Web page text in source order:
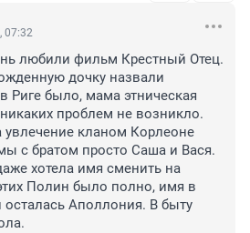
07:32
любили фильм Крестный Отец.
дочку назвали
Риге было, мама этническая
проблем не возникло.
увлечение кланом Корлеоне
с братом просто Саша и Вася.
хотела имя сменить на
Полин было полно, имя в
Аполлония. В быту